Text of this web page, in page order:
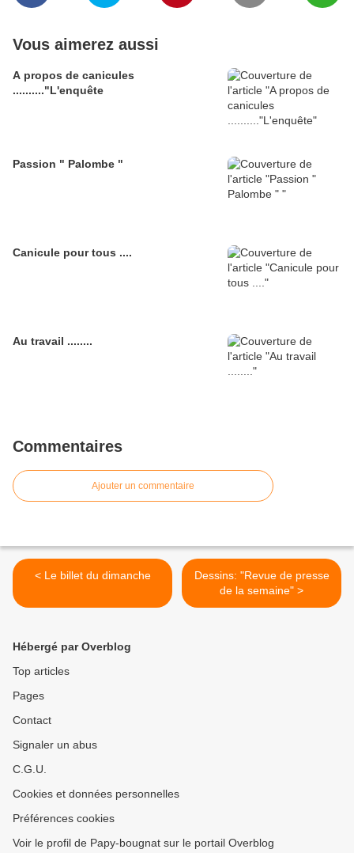
Vous aimerez aussi
A propos de canicules
.........."L'enquête
Passion " Palombe "
Canicule pour tous ....
Au travail ........
Commentaires
Ajouter un commentaire
< Le billet du dimanche
Dessins: "Revue de presse
de la semaine" >
Hébergé par Overblog
Top articles
Pages
Contact
Signaler un abus
C.G.U.
Cookies et données personnelles
Préférences cookies
Voir le profil de Papy-bougnat sur le portail Overblog